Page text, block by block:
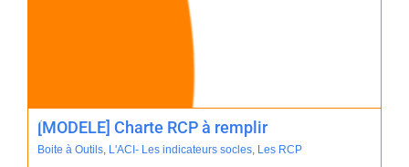
[MODELE] Charte RCP à remplir
Boite à Outils, L'ACI- Les indicateurs socles, Les RCP